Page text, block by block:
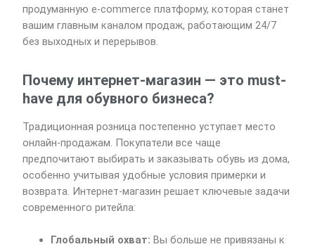
продуманную e-commerce платформу, которая станет
вашим главным каналом продаж, работающим 24/7
без выходных и перерывов.
Почему интернет-магазин — это must-
have для обувного бизнеса?
Традиционная розница постепенно уступает место
онлайн-продажам. Покупатели все чаще
предпочитают выбирать и заказывать обувь из дома,
особенно учитывая удобные условия примерки и
возврата. Интернет-магазин решает ключевые задачи
современного ритейла:
Глобальный охват: Вы больше не привязаны к